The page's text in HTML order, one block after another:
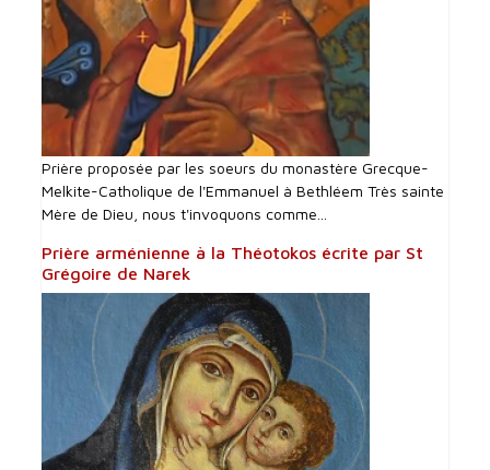
Prière proposée par les soeurs du monastère Grecque-
Melkite-Catholique de l'Emmanuel à Bethléem Très sainte
Mère de Dieu, nous t'invoquons comme...
Prière arménienne à la Théotokos écrite par St
Grégoire de Narek